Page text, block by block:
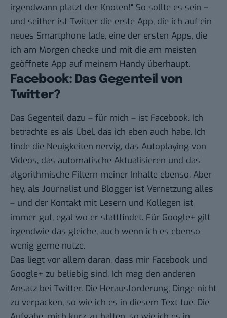
irgendwann platzt der Knoten!“ So sollte es sein –
und seither ist Twitter die erste App, die ich auf ein
neues Smartphone lade, eine der ersten Apps, die
ich am Morgen checke und mit die am meisten
geöffnete App auf meinem Handy überhaupt.
Facebook: Das Gegenteil von
Twitter?
Das Gegenteil dazu – für mich – ist Facebook. Ich
betrachte es als Übel, das ich eben auch habe. Ich
finde die Neuigkeiten nervig, das Autoplaying von
Videos, das automatische Aktualisieren und das
algorithmische Filtern meiner Inhalte ebenso. Aber
hey, als Journalist und Blogger ist Vernetzung alles
– und der Kontakt mit Lesern und Kollegen ist
immer gut, egal wo er stattfindet. Für Google+ gilt
irgendwie das gleiche, auch wenn ich es ebenso
wenig gerne nutze.
Das liegt vor allem daran, dass mir Facebook und
Google+ zu beliebig sind. Ich mag den anderen
Ansatz bei Twitter. Die Herausforderung, Dinge nicht
zu verpacken, so wie ich es in diesem Text tue. Die